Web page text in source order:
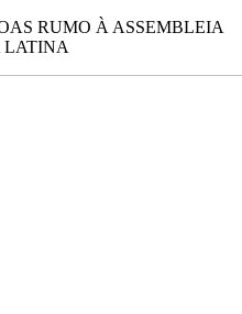
RUMO À ASSEMBLEIA
LATINA